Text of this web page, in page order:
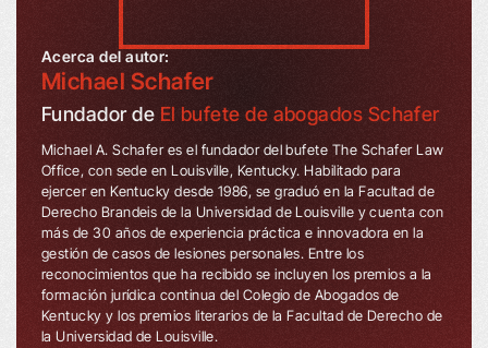
Acerca del autor:
Michael Schafer
Fundador de El bufete de abogados Schafer
Michael A. Schafer es el fundador del bufete The Schafer Law
Office, con sede en Louisville, Kentucky. Habilitado para
ejercer en Kentucky desde 1986, se graduó en la Facultad de
Derecho Brandeis de la Universidad de Louisville y cuenta con
más de 30 años de experiencia práctica e innovadora en la
gestión de casos de lesiones personales. Entre los
reconocimientos que ha recibido se incluyen los premios a la
formación jurídica continua del Colegio de Abogados de
Kentucky y los premios literarios de la Facultad de Derecho de
la Universidad de Louisville.